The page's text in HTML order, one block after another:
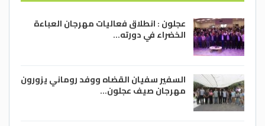
عجلون : انطلاق فعاليات مهرجان العباءة
الخضراء في دورته…
السفير سفيان القضاه ووفد روماني يزورون
مهرجان صيف عجلون…